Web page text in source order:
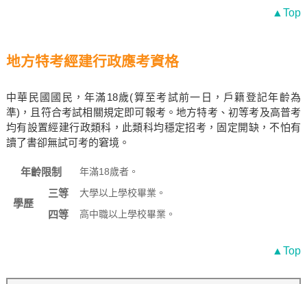
▲Top
地方特考經建行政應考資格
中華民國國民，年滿18歲(算至考試前一日，戶籍登記年齡為
準)，且符合考試相關規定即可報考。地方特考、初等考及高普考
均有設置經建行政類科，此類科均穩定招考，固定開缺，不怕有
讀了書卻無試可考的窘境。
年齡限制 年滿18歲者。
學歷
三等 大學以上學校畢業。
四等 高中職以上學校畢業。
▲Top